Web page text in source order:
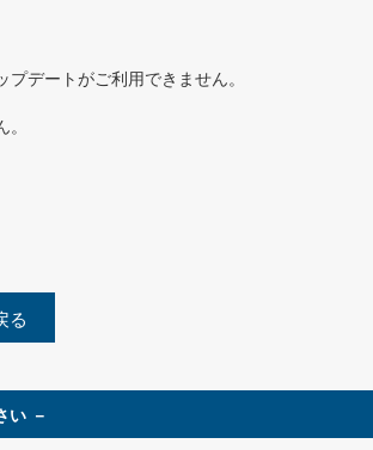
デートがご利用できません。
る
い －